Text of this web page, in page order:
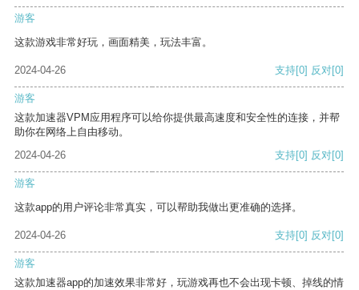
游客
这款游戏非常好玩，画面精美，玩法丰富。
2024-04-26 支持[0] 反对[0]
游客
这款加速器VPM应用程序可以给你提供最高速度和安全性的连接，并帮
助你在网络上自由移动。
2024-04-26
支持[0] 反对[0]
游客
这款app的用户评论非常真实，可以帮助我做出更准确的选择。
2024-04-26 支持[0] 反对[0]
游客
这款加速器app的加速效果非常好，玩游戏再也不会出现卡顿、掉线的情